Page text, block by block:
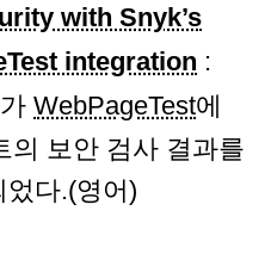
with Snyk’s
integration :
WebPageTest에
의 보안 검사 결과를
다.(영어)